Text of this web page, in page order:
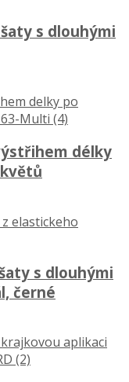
s dlouhými
délky
s dlouhými
černé